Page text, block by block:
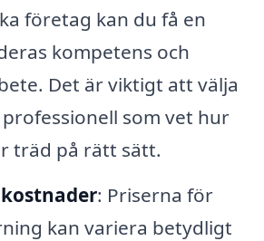
företag kan du få en
kompetens och
Det är viktigt att välja
som vet hur
träd på rätt sätt.
: Priserna för
kan variera betydligt